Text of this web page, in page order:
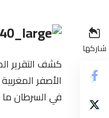
شاركها
كشف التقرير
الأصفر
في السرطان ما